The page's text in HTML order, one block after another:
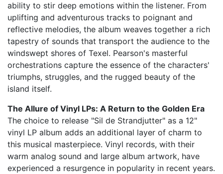
ability to stir deep emotions within the listener. From
uplifting and adventurous tracks to poignant and
reflective melodies, the album weaves together a rich
tapestry of sounds that transport the audience to the
windswept shores of Texel. Pearson's masterful
orchestrations capture the essence of the characters'
triumphs, struggles, and the rugged beauty of the
island itself.
The Allure of Vinyl LPs: A Return to the Golden Era
The choice to release "Sil de Strandjutter" as a 12"
vinyl LP album adds an additional layer of charm to
this musical masterpiece. Vinyl records, with their
warm analog sound and large album artwork, have
experienced a resurgence in popularity in recent years.